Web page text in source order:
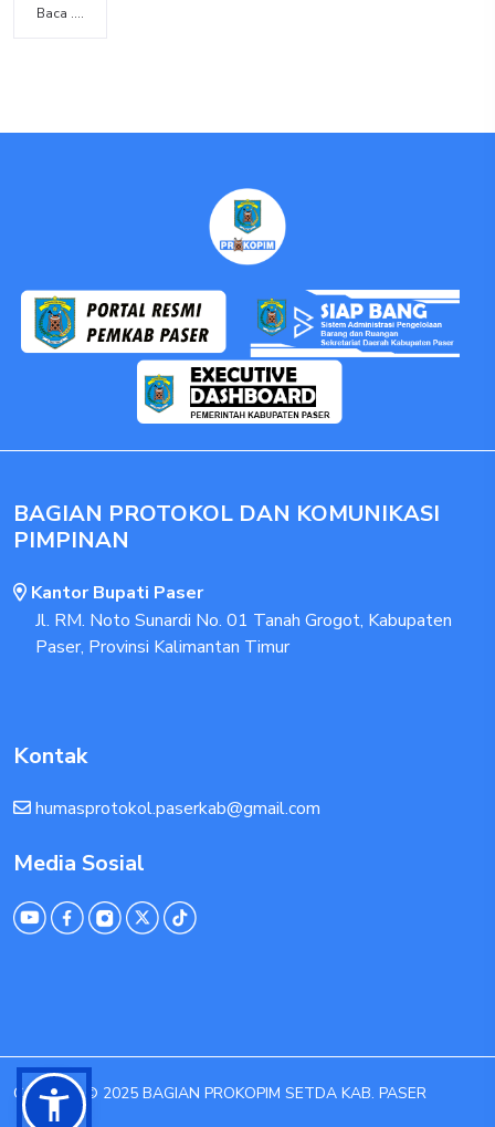
Baca ....
BAGIAN PROTOKOL DAN KOMUNIKASI
PIMPINAN
Kantor Bupati Paser
Jl. RM. Noto Sunardi No. 01 Tanah Grogot, Kabupaten
Paser, Provinsi Kalimantan Timur
Kontak
humasprotokol.paserkab@gmail.com
Media Sosial
Copyright © 2025 BAGIAN PROKOPIM SETDA KAB. PASER